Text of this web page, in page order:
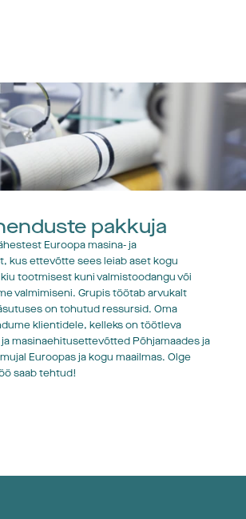
pakkuja
Euroopa masina- ja
kus ettevõtte sees leiab aset kogu
tootmisest kuni valmistoodangu või
valmimiseni. Grupis töötab arvukalt
on tohutud ressursid. Oma
klientidele, kelleks on töötleva
masinaehitusettevõtted Põhjamaades ja
Euroopas ja kogu maailmas. Olge
saab tehtud!
2018
2015–2017
2014
2012–2013
2003–2005
1992–1997